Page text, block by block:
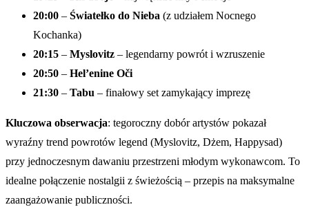
20:00 – Światełko do Nieba (z udziałem Nocnego
Kochanka)
20:15 – Myslovitz – legendarny powrót i wzruszenie
20:50 – Hel’enine Oči
21:30 – Tabu – finałowy set zamykający imprezę
Kluczowa obserwacja: tegoroczny dobór artystów pokazał
wyraźny trend powrotów legend (Myslovitz, Dżem, Happysad)
przy jednoczesnym dawaniu przestrzeni młodym wykonawcom. To
idealne połączenie nostalgii z świeżością – przepis na maksymalne
zaangażowanie publiczności.